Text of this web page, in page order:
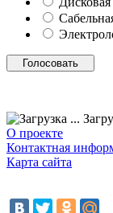
О проекте
Контактная
Карта сайта